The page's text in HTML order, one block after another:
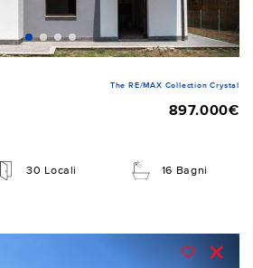
The RE/MAX Collection Crystal
897.000€
30 Locali 16 Bagni